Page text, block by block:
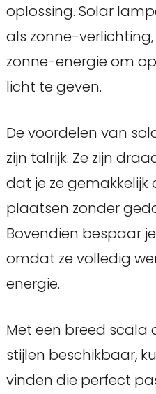
oplossing. Solar
als zonne-
zonne-energie om
licht te geven.
De voordelen van
zijn talrijk. Ze zijn
dat je ze gemakkelijk
plaatsen zonder
Bovendien bespaar
omdat ze volledig
energie.
Met een breed scala
stijlen beschikbaar,
vinden die perfect